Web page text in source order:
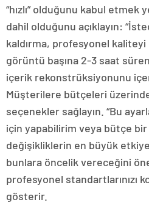
“hızlı” olduğunu kabul
dahil olduğunu açıklayın:
kaldırma, profesyonel
görüntü başına 2-3 saat
içerik rekonstrüksiyonunu
Müşterilere bütçeleri
seçenekler sağlayın. “Bu
için yapabilirim veya bütçe
değişikliklerin en büyük etkiye
bunlara öncelik vereceğini
profesyonel standartlarınızı
gösterir.